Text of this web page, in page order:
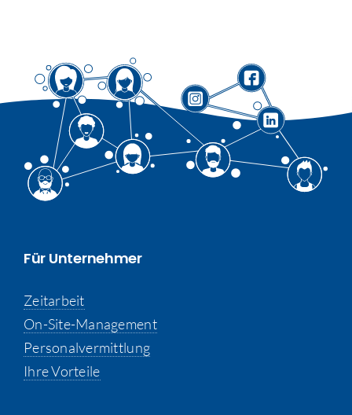
Für Unternehmer
Zeitarbeit
On-Site-Management
Personalvermittlung
Ihre Vorteile